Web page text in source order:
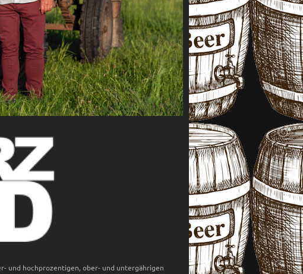
und hochprozentigen, ober- und untergährigen